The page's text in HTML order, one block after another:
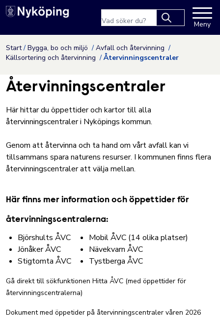
Hoppa till innehåll
Nyköpings kommuns
results.
Meny
Start Bygga, bo och miljö
Avfall och återvinning
Källsortering och återvinning
Återvinningscentraler
Återvinningscentraler
Här hittar du öppettider och kartor till alla
återvinningscentraler i Nyköpings kommun.
Genom att återvinna och ta hand om vårt avfall kan vi
tillsammans spara naturens resurser. I kommunen finns flera
återvinningscentraler att välja mellan.
Här finns mer information och öppettider för
återvinningscentralerna:
Björshults ÅVC
Jönåker ÅVC
Stigtomta ÅVC
Mobil ÅVC (14 olika platser)
Nävekvarn ÅVC
Tystberga ÅVC
Gå direkt till sökfunktionen Hitta ÅVC (med öppettider för
återvinningscentralerna)
Dokument med öppetider på återvinningscentraler våren 2026